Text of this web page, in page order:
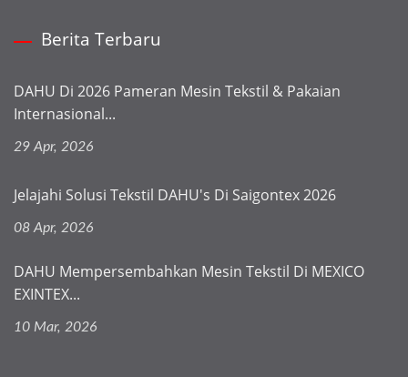
Berita Terbaru
DAHU Di 2026 Pameran Mesin Tekstil & Pakaian
Internasional...
29 Apr, 2026
Jelajahi Solusi Tekstil DAHU's Di Saigontex 2026
08 Apr, 2026
DAHU Mempersembahkan Mesin Tekstil Di MEXICO
EXINTEX...
10 Mar, 2026